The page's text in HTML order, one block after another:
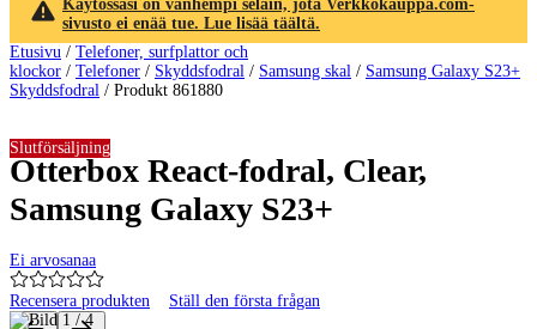
Käytössäsi on vanhempi selain, jota Verkkokauppa.com-
sivusto ei enää tue. Lue lisää täältä.
Etusivu / Telefoner, surfplattor och
klockor / Telefoner / Skyddsfodral / Samsung skal / Samsung Galaxy S23+
Skyddsfodral / Produkt 861880
Otterbox React-fodral, Clear,
Samsung Galaxy S23+
Ei arvosanaa
Recensera produkten Ställ den första frågan
Slutförsäljning